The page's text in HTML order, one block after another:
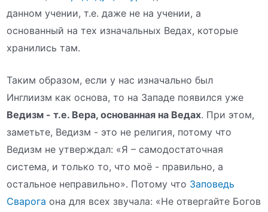
данном учении, т.е. даже не на учении, а
основанный на тех изначальных Ведах, которые
хранились там.
Таким образом, если у нас изначально был
Инглиизм как основа, то на Западе появился уже
Ведизм - т.е. Вера, основанная на Ведах. При этом,
заметьте, Ведизм - это не религия, потому что
Ведизм не утверждал: «Я – самодостаточная
система, и только то, что моё - правильно, а
остальное неправильно». Потому что Заповедь
Сварога она для всех звучала: «Не отвергайте Богов